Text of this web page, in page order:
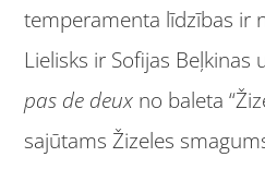
temperamenta līdzības ir
Lielisks ir Sofijas Beļkinas
pas de deux no baleta
sajūtams Žizeles